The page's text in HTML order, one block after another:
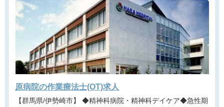
原病院の作業療法士(OT)求人
【群馬県/伊勢崎市】 ◆精神科病院・精神科デイケア◆急性期